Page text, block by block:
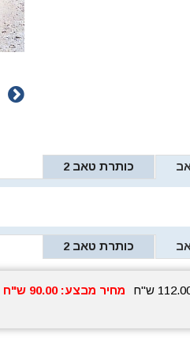
כותרת טאב 2
כותרת טאב 2
ש"ח מחיר מבצע: 90.00 ש"ח